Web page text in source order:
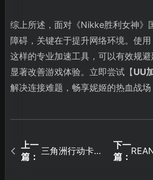
综上所述，面对《Nikke胜利女神》
障碍，关键在于提升网络环境。使用
这样的专业加速工具，可以有效规避
显著改善游戏体验。立即尝试【UU
解决连接难题，畅享妮姬的热血战场
上一
篇：
三角洲行动卡顿
下一
篇：